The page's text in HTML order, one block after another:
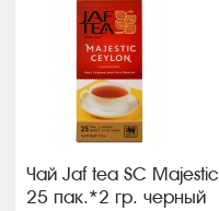
Чай Jaf tea SC Majestic
25 пак.*2 гр. черный